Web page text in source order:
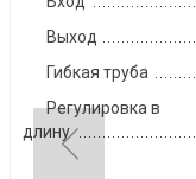
Выход
Гибкая труба
Регулировка в
длину